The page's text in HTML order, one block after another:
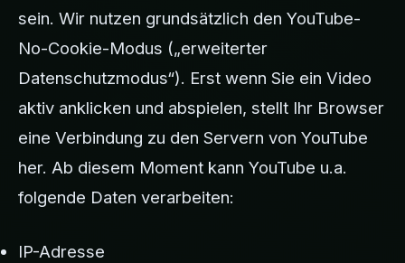
sein. Wir nutzen grundsätzlich den YouTube-
No-Cookie-Modus („erweiterter
Datenschutzmodus“). Erst wenn Sie ein Video
aktiv anklicken und abspielen, stellt Ihr Browser
eine Verbindung zu den Servern von YouTube
her. Ab diesem Moment kann YouTube u.a.
folgende Daten verarbeiten:
IP-Adresse